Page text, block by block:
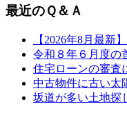
最近のＱ＆Ａ
【2026年8月最新
令和８年６月度の
住宅ローンの審査
中古物件に古い太
坂道が多い土地探